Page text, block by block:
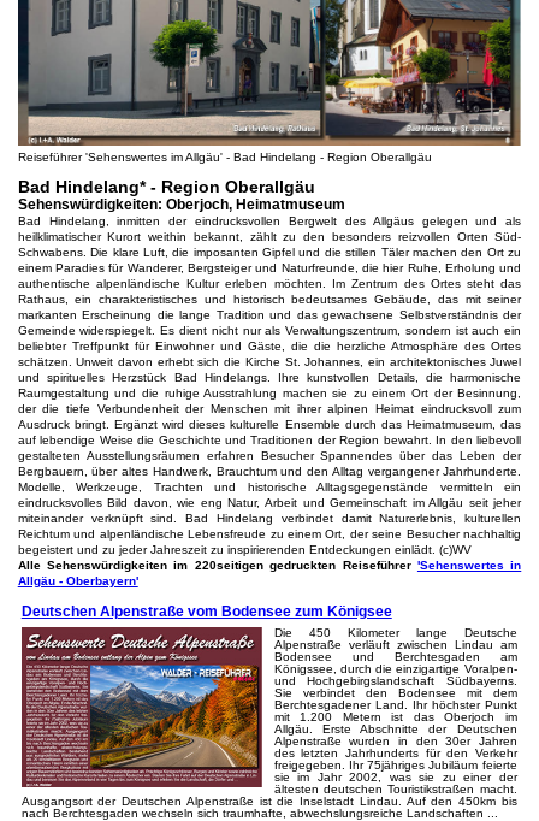
Reiseführer 'Sehenswertes im Allgäu' - Bad Hindelang - Region Oberallgäu
Bad Hindelang* - Region Oberallgäu
Sehenswürdigkeiten: Oberjoch, Heimatmuseum
Bad Hindelang, inmitten der eindrucksvollen Bergwelt des Allgäus gelegen und als
heilklimatischer Kurort weithin bekannt, zählt zu den besonders reizvollen Orten Süd-
Schwabens. Die klare Luft, die imposanten Gipfel und die stillen Täler machen den Ort zu
einem Paradies für Wanderer, Bergsteiger und Naturfreunde, die hier Ruhe, Erholung und
authentische alpenländische Kultur erleben möchten. Im Zentrum des Ortes steht das
Rathaus, ein charakteristisches und historisch bedeutsames Gebäude, das mit seiner
markanten Erscheinung die lange Tradition und das gewachsene Selbstverständnis der
Gemeinde widerspiegelt. Es dient nicht nur als Verwaltungszentrum, sondern ist auch ein
beliebter Treffpunkt für Einwohner und Gäste, die die herzliche Atmosphäre des Ortes
schätzen. Unweit davon erhebt sich die Kirche St. Johannes, ein architektonisches Juwel
und spirituelles Herzstück Bad Hindelangs. Ihre kunstvollen Details, die harmonische
Raumgestaltung und die ruhige Ausstrahlung machen sie zu einem Ort der Besinnung,
der die tiefe Verbundenheit der Menschen mit ihrer alpinen Heimat eindrucksvoll zum
Ausdruck bringt. Ergänzt wird dieses kulturelle Ensemble durch das Heimatmuseum, das
auf lebendige Weise die Geschichte und Traditionen der Region bewahrt. In den liebevoll
gestalteten Ausstellungsräumen erfahren Besucher Spannendes über das Leben der
Bergbauern, über altes Handwerk, Brauchtum und den Alltag vergangener Jahrhunderte.
Modelle, Werkzeuge, Trachten und historische Alltagsgegenstände vermitteln ein
eindrucksvolles Bild davon, wie eng Natur, Arbeit und Gemeinschaft im Allgäu seit jeher
miteinander verknüpft sind. Bad Hindelang verbindet damit Naturerlebnis, kulturellen
Reichtum und alpenländische Lebensfreude zu einem Ort, der seine Besucher nachhaltig
begeistert und zu jeder Jahreszeit zu inspirierenden Entdeckungen einlädt. (c)WV
Alle Sehenswürdigkeiten im 220seitigen gedruckten Reiseführer 'Sehenswertes in
Allgäu - Oberbayern'
Deutschen Alpenstraße vom Bodensee zum Königsee
Die 450 Kilometer lange Deutsche
Alpenstraße verläuft zwischen Lindau am
Bodensee und Berchtesgaden am
Königssee, durch die einzigartige Voralpen-
und Hochgebirgslandschaft Südbayerns.
Sie verbindet den Bodensee mit dem
Berchtesgadener Land. Ihr höchster Punkt
mit 1.200 Metern ist das Oberjoch im
Allgäu. Erste Abschnitte der Deutschen
Alpenstraße wurden in den 30er Jahren
des letzten Jahrhunderts für den Verkehr
freigegeben. Ihr 75jähriges Jubiläum feierte
sie im Jahr 2002, was sie zu einer der
ältesten deutschen Touristikstraßen macht.
Ausgangsort der Deutschen Alpenstraße ist die Inselstadt Lindau. Auf den 450km bis
nach Berchtesgaden wechseln sich traumhafte, abwechslungsreiche Landschaften ...